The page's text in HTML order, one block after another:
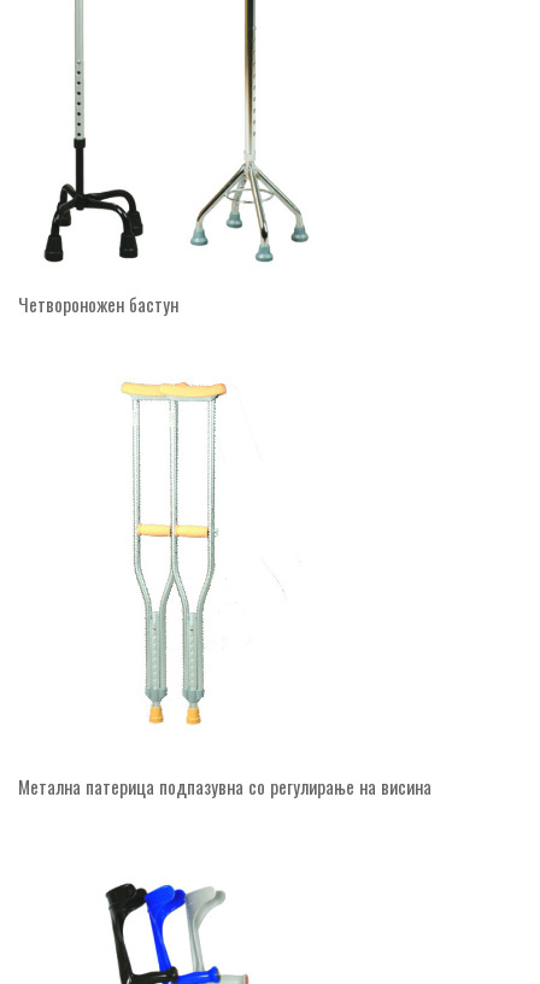
Четвороножен бастун
Метална патерица подпазувна со регулирање на висина